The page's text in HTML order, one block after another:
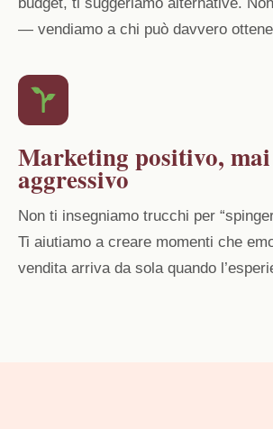
— vendiamo a chi può davvero
Marketing positivo, mai
aggressivo
Non ti insegniamo trucchi per
Ti aiutiamo a creare momenti che
vendita arriva da sola quando